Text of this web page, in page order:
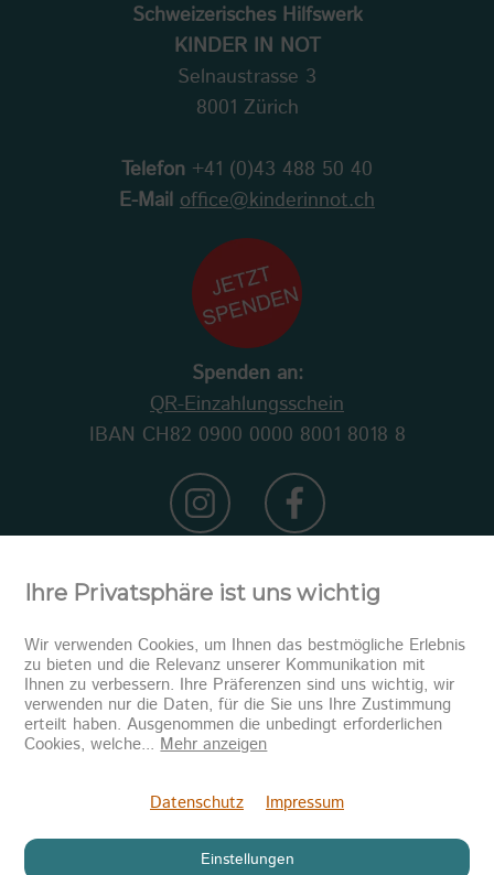
Schweizerisches Hilfswerk
KINDER IN NOT
Selnaustrasse 3
8001 Zürich
Telefon +41 (0)43 488 50 40
E-Mail office@kinderinnot.ch
Spenden an:
QR-Einzahlungsschein
IBAN CH82 0900 0000 8001 8018 8
Newsletter abonnieren
Ihre Privatsphäre ist uns wichtig
Wir verwenden Cookies, um Ihnen das bestmögliche Erlebnis
zu bieten und die Relevanz unserer Kommunikation mit
Ihnen zu verbessern. Ihre Präferenzen sind uns wichtig, wir
verwenden nur die Daten, für die Sie uns Ihre Zustimmung
erteilt haben. Ausgenommen die unbedingt erforderlichen
Cookies, welche... Mehr anzeigen
Datenschutz Impressum
Einstellungen